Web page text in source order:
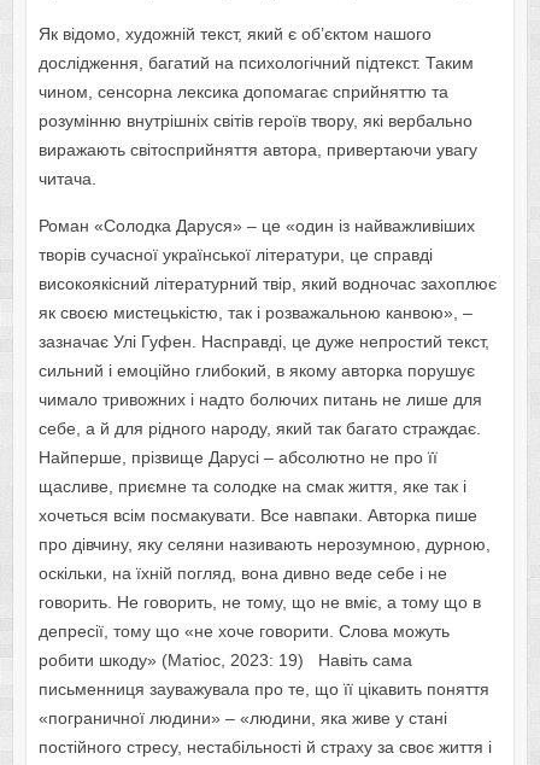
Як відомо, художній текст, який є об’єктом нашого
дослідження, багатий на психологічний підтекст. Таким
чином, сенсорна лексика допомагає сприйняттю та
розумінню внутрішніх світів героїв твору, які вербально
виражають світосприйняття автора, привертаючи увагу
читача.
Роман «Солодка Даруся» – це «один із найважливіших
творів сучасної української літератури, це справді
високоякісний літературний твір, який водночас захоплює
як своєю мистецькістю, так і розважальною канвою», –
зазначає Улі Гуфен. Насправді, це дуже непростий текст,
сильний і емоційно глибокий, в якому авторка порушує
чимало тривожних і надто болючих питань не лише для
себе, а й для рідного народу, який так багато страждає.
Найперше, прізвище Дарусі – абсолютно не про її
щасливе, приємне та солодке на смак життя, яке так і
хочеться всім посмакувати. Все навпаки. Авторка пише
про дівчину, яку селяни називають нерозумною, дурною,
оскільки, на їхній погляд, вона дивно веде себе і не
говорить. Не говорить, не тому, що не вміє, а тому що в
депресії, тому що «не хоче говорити. Слова можуть
робити шкоду» (Матіос, 2023: 19) Навіть сама
письменниця зауважувала про те, що її цікавить поняття
«пограничної людини» – «людини, яка живе у стані
постійного стресу, нестабільності й страху за своє життя і